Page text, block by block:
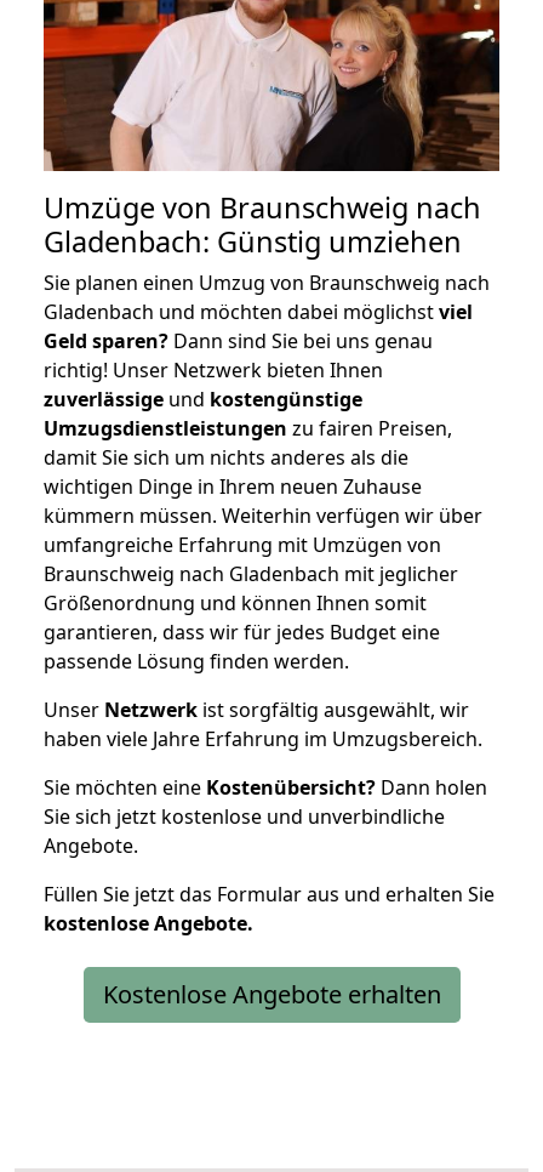
Umzüge von Braunschweig nach
Gladenbach: Günstig umziehen
Sie planen einen Umzug von Braunschweig nach
Gladenbach und möchten dabei möglichstviel
Geld sparen? Dann sind Sie bei uns genau
richtig! Unser Netzwerk bieten Ihnen
zuverlässige und kostengünstige
Umzugsdienstleistungen zu fairen Preisen,
damit Sie sich um nichts anderes als die
wichtigen Dinge in Ihrem neuen Zuhause
kümmern müssen. Weiterhin verfügen wir über
umfangreiche Erfahrung mit Umzügen von
Braunschweig nach Gladenbach mit jeglicher
Größenordnung und können Ihnen somit
garantieren, dass wir für jedes Budget eine
passende Lösung finden werden.
Unser Netzwerk ist sorgfältig ausgewählt, wir
haben viele Jahre Erfahrung im Umzugsbereich.
Sie möchten eine Kostenübersicht? Dann holen
Sie sich jetzt kostenlose und unverbindliche
Angebote.
Füllen Sie jetzt das Formular aus und erhalten Sie
kostenloseAngebote.
Kostenlose Angebote erhalten